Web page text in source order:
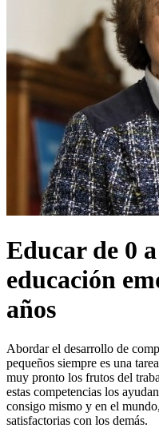
Educar de 0
educación
años
Abordar el desarrollo de
pequeños siempre es una
muy pronto los frutos del
estas competencias los
consigo mismo y en el
satisfactorias con los demás.